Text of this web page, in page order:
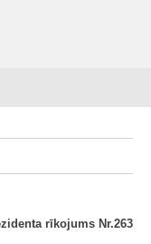
rīkojums Nr.263